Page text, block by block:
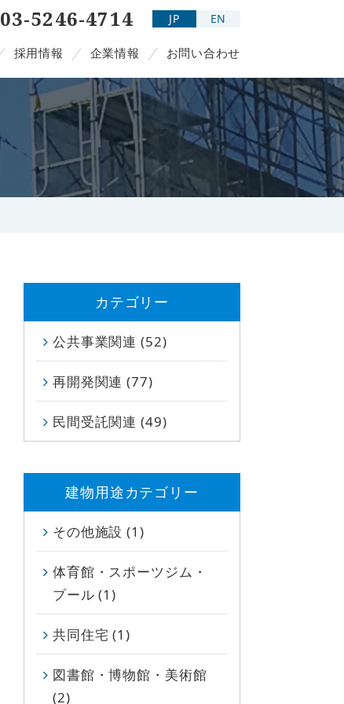
03-5246-4714 JP EN
採用情報 企業情報 お問い合わせ
カテゴリー
公共事業関連 (52)
再開発関連 (77)
民間受託関連 (49)
建物用途カテゴリー
その他施設 (1)
体育館・スポーツジム・
プール (1)
共同住宅 (1)
図書館・博物館・美術館
(2)